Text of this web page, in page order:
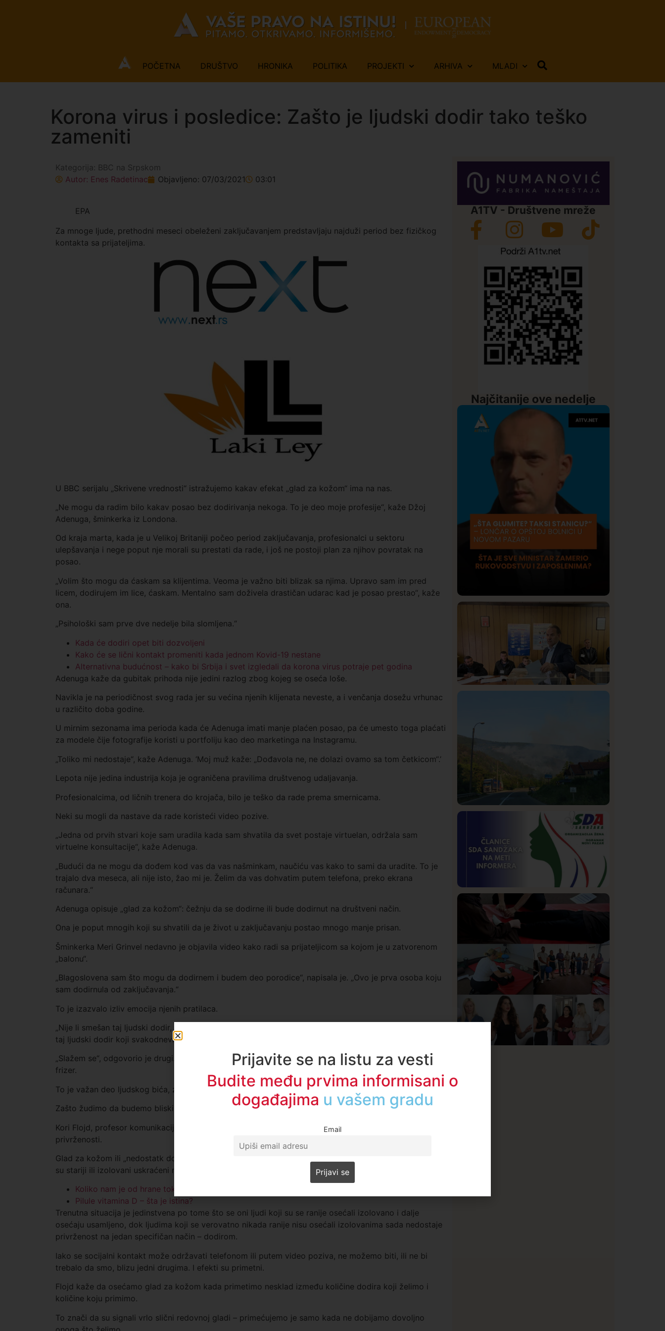
POČETNA DRUŠTVO HRONIKA POLITIKA PROJEKTI ARHIVA MLADI
Korona virus i posledice: Zašto je ljudski dodir tako teško
zameniti
Kategorija: BBC na Srpskom
Autor: Enes Radetinac Objavljeno: 07/03/2021 03:01
EPA
Za mnoge ljude, prethodni meseci obeleženi zaključavanjem predstavljaju najduži period bez fizičkog
kontakta sa prijateljima.
U BBC serijalu „Skrivene vrednosti“ istražujemo kakav efekat „glad za kožom“ ima na nas.
„Ne mogu da radim bilo kakav posao bez dodirivanja nekoga. To je deo moje profesije“, kaže Džoj
Adenuga, šminkerka iz Londona.
Od kraja marta, kada je u Velikoj Britaniji počeo period zaključavanja, profesionalci u sektoru
ulepšavanja i nege poput nje morali su prestati da rade, i još ne postoji plan za njihov povratak na
posao.
„Volim što mogu da ćaskam sa klijentima. Veoma je važno biti blizak sa njima. Upravo sam im pred
licem, dodirujem im lice, ćaskam. Mentalno sam doživela drastičan udarac kad je posao prestao“, kaže
ona.
„Psihološki sam prve dve nedelje bila slomljena.“
Kada će dodiri opet biti dozvoljeni
Kako će se lični kontakt promeniti kada jednom Kovid-19 nestane
Alternativna budućnost – kako bi Srbija i svet izgledali da korona virus potraje pet godina
Adenuga kaže da gubitak prihoda nije jedini razlog zbog kojeg se oseća loše.
Navikla je na periodičnost svog rada jer su većina njenih klijenata neveste, a i venčanja dosežu vrhunac
u različito doba godine.
U mirnim sezonama ima perioda kada će Adenuga imati manje plaćen posao, pa će umesto toga plaćati
za modele čije fotografije koristi u portfoliju kao deo marketinga na Instagramu.
„Toliko mi nedostaje“, kaže Adenuga. ‘Moj muž kaže: „Dođavola ne, ne dolazi ovamo sa tom četkicom“.’
Lepota nije jedina industrija koja je ograničena pravilima društvenog udaljavanja.
Profesionalcima, od ličnih trenera do krojača, bilo je teško da rade prema smernicama.
Neki su mogli da nastave da rade koristeći video pozive.
„Jedna od prvih stvari koje sam uradila kada sam shvatila da svet postaje virtuelan, održala sam
virtuelne konsultacije“, kaže Adenuga.
„Budući da ne mogu da dođem kod vas da vas našminkam, naučiću vas kako to sami da uradite. To je
trajalo dva meseca, ali nije isto, žao mi je. Želim da vas dohvatim putem telefona, preko ekrana
računara.“
Adenuga opisuje „glad za kožom“: čežnju da se dodirne ili bude dodirnut na društveni način.
Ona je poput mnogih koji su shvatili da je život u zaključavanju postao mnogo manje prisan.
Šminkerka Meri Grinvel nedavno je objavila video kako radi sa prijateljicom sa kojom je u zatvorenom
„balonu“.
„Blagoslovena sam što mogu da dodirnem i budem deo porodice“, napisala je. „Ovo je prva osoba koju
sam dodirnula od zaključavanja.“
To je izazvalo izliv emocija njenih pratilaca.
„Nije li smešan taj ljudski dodir, ne mislim u romantičnom ili porodično – ljubavnom smislu, ali upravo je
taj ljudski dodir koji svakodnevno doživljavamo toliko važan“, napisao je jedan.
„Slažem se“, odgovorio je drugi. „Toliko starijih ljudi žudi za ljudskim dodirom, a njima to pruži njihov
frizer.
To je važan deo ljudskog bića, zar ne? Mislim na starije ljude koji žive sami i nemaju nikoga.“
Zašto žudimo da budemo bliski sa drugima? I zašto je ljudski dodir tako teško zameniti?
Kori Flojd, profesor komunikacije na Univerzitetu u Arizoni, stručnjak je za pitanja nedostatka
privrženosti.
Glad za kožom ili „nedostatk dodira“ jedan je od aspekata ovoga, mada je Flojd takođe istraživao kako
su stariji ili izolovani uskraćeni na druge načine, poput toga da nemaju sa kim razgovarati.
Koliko nam je od hrane tokom izolacije potrebno
Pilule vitamina D – šta je istina?
Trenutna situacija je jedinstvena po tome što se oni ljudi koji su se ranije osećali izolovano i dalje
osećaju usamljeno, dok ljudima koji se verovatno nikada ranije nisu osećali izolovanima sada nedostaje
privrženost na jedan specifičan način – dodirom.
Iako se socijalni kontakt može održavati telefonom ili putem video poziva, ne možemo biti, ili ne bi
trebalo da smo, blizu jedni drugima. I efekti su primetni.
Flojd kaže da osećamo glad za kožom kada primetimo nesklad između količine dodira koji želimo i
količine koju primimo.
To znači da su signali vrlo slični redovnoj gladi – primećujemo je samo kada ne dobijamo dovoljno
A1TV - Društvene mreže
Najčitanije ove nedelje
Lončar o Opštoj bolnici u Novom
Pazaru: „Šta glumite? Taksi stanicu?“
Požar od Magliča do Ušća, brda u
plamenu – vatrogasci na terenu
Politika 171
Organizacija žena SDA Sandžaka osudila
tekst Informera o Anisi Fetahović i Adeli
Prijavite se na listu za vesti
Budite među prvima informisani o
događajima u regionu
Email